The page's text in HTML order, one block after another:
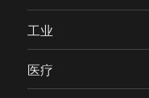
工业
医疗